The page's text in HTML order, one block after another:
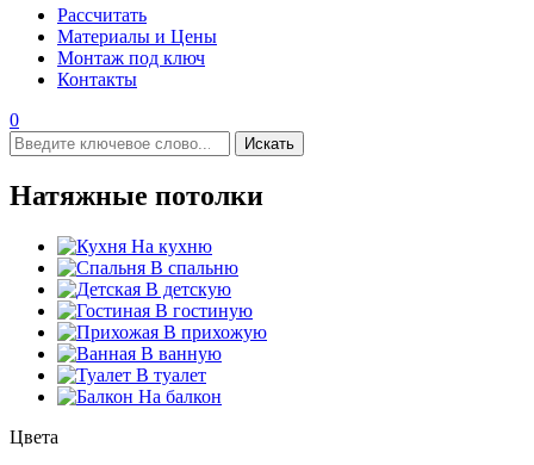
Рассчитать
Материалы и Цены
Монтаж под ключ
Контакты
0
Искать
Натяжные потолки
На кухню
В спальню
В детскую
В гостиную
В прихожую
В ванную
В туалет
На балкон
Цвета